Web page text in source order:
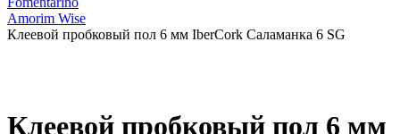
Amorim Wise
Клеевой пробковый пол 6 мм IberCork Саламанка 6 SG
Клеевой пробковый пол 6 мм